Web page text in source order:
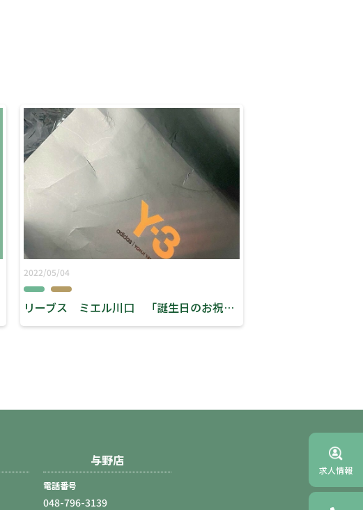
求人情報
2022/05/04
リーブス ミエル川口 「誕生日のお祝い」
与野店
電話番号
048-796-3139